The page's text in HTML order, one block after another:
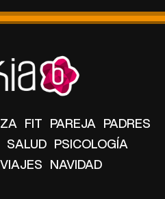
SALUD
PSICOLOGÍA
VIAJES NAVIDAD